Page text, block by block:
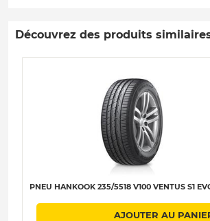
Découvrez des produits
PNEU HANKOOK 235/5518 V100 VENTUS S1
AJOUTER AU